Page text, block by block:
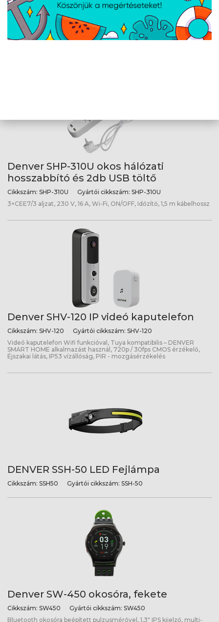
hosszabbító és 4db USB töltő
Cikkszám:SHP-300U Gyártói cikkszám: SHP-300U
3×CEE7/3 aljzat, 240 V, 16 A, Wi-Fi, ON/OFF, 1,8 m kábelhossz
Denver SHP-310U okos hálózati
hosszabbító és 2db USB töltő
Cikkszám: SHP-310U Gyártói cikkszám: SHP-310U
3×CEE7/3 aljzat, 230 V, 16 A, Wi-Fi, ON/OFF, Időzítő, 1,5 m kábelhossz
Denver SHV-120 IP videó kaputelefon
Cikkszám: SHV-120 Gyártói cikkszám: SHV-120
Videó kaputelefon Wifi funkcióval, Tuya kompatibilis – DENVER
SMART HOME alkalmazást használ, 720p / 30fps CMOS érzékelő,
Éjszakai látás, IP53 vízállóság, PIR - mozgásérzékelés
DENVER SSH-50 LED Fejlámpa
Cikkszám: SSH50 Gyártói cikkszám: SSH-50
Denver SW-450 okosóra, fekete
Cikkszám: SW450 Gyártói cikkszám: SW450
Bluetooth okosóra beépített pulzusmérővel, 1,3" IPS kijelző, multi-